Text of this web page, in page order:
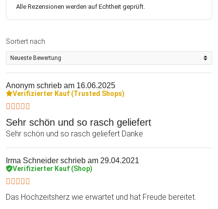
Alle Rezensionen werden auf Echtheit geprüft.
Sortiert nach
Anonym schrieb am 16.06.2025
Verifizierter Kauf (Trusted Shops)
Sehr schön und so rasch geliefert
Sehr schön und so rasch geliefert Danke
Irma Schneider schrieb am 29.04.2021
Verifizierter Kauf (Shop)
Das Hochzeitsherz wie erwartet und hat Freude bereitet.